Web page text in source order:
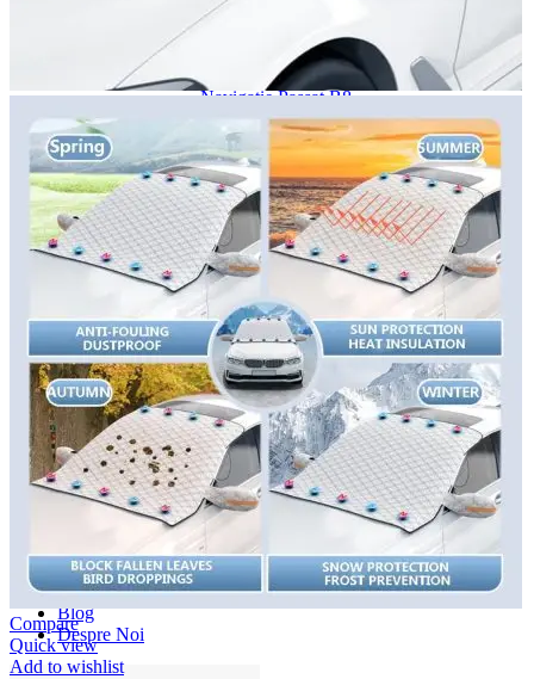
Navigație Passat B5
Navigație Passat B5 5
Navigație Passat B6
Navigație Passat B7
Navigație Passat B8
Navigație Passat CC
Skoda
Navigație Skoda Fabia 1
Navigație Skoda Fabia 2
Navigație Skoda Octavia 1
Navigație Skoda Octavia 2
Navigație Skoda Octavia 3
Navigație Skoda Rapid
Navigație Skoda Superb 1
Navigație Skoda Superb 2
Navigație Toyota Avensis T25
Portbagaj Plafon Auto
Sub 350 Litri
Peste 350 Litri
Peste 450 litri
Accesorii auto masina
Accesorii Dacia Duster 3
Accesorii Duster 2
Accesorii Dacia Jogger
Parfum masina
Copertine auto
Incalzitor diesel
Antifurt masina
Blog
Despre Noi
Compare
Quick view
Add to wishlist